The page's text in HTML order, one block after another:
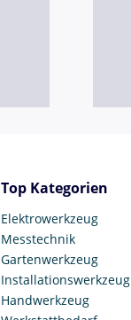
Top Kategorien
Elektrowerkzeug
Messtechnik
Gartenwerkzeug
Installationswerkzeug
Handwerkzeug